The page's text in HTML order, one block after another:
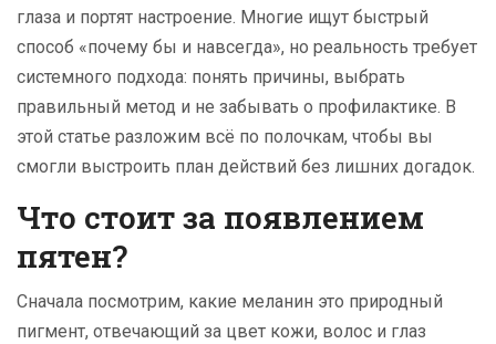
глаза и портят настроение. Многие ищут быстрый
способ «почему бы и навсегда», но реальность требует
системного подхода: понять причины, выбрать
правильный метод и не забывать о профилактике. В
этой статье разложим всё по полочкам, чтобы вы
смогли выстроить план действий без лишних догадок.
Что стоит за появлением
пятен?
Сначала посмотрим, какие меланин это природный
пигмент, отвечающий за цвет кожи, волос и глаз